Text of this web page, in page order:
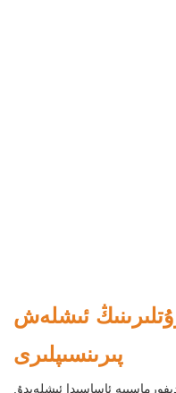
ئىشلەش
پىرىنسىپلىرى
ئاساسىدا ئىشلەيدۇ.